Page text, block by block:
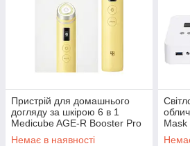
Пристрій для домашнього
догляду за шкірою 6 в 1
Medicube AGE-R Booster Pro
Yellow
Немає в наявності
Mask